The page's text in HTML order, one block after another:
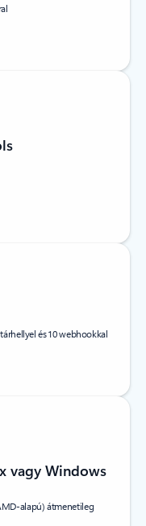
és 10 webhookkal
vagy Windows
alapú) átmenetileg